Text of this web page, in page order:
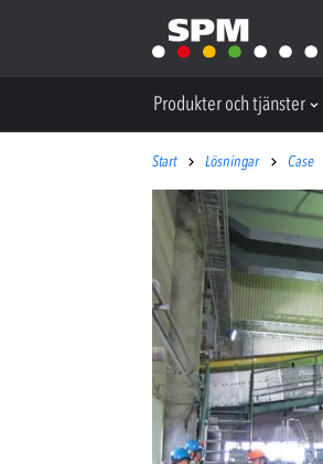
Produkter och tjänster
Start Lösningar Case